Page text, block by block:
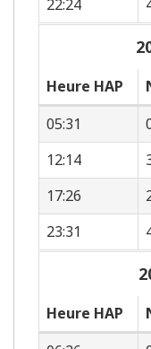
22:24
Heure HAP
05:31
12:14
17:26
23:31
Heure HAP